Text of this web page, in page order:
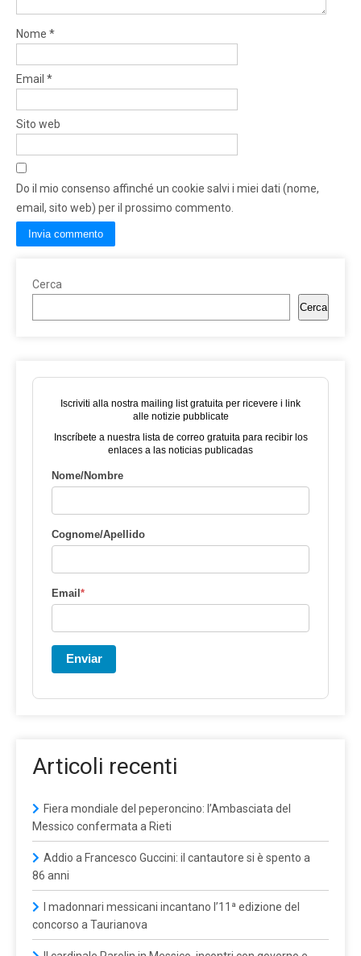
Nome *
Email *
Sito web
Do il mio consenso affinché un cookie salvi i miei dati (nome,
email, sito web) per il prossimo commento.
Cerca
Cerca
Iscriviti alla nostra mailing list gratuita per ricevere i link
alle notizie pubblicate
Inscríbete a nuestra lista de correo gratuita para recibir los
enlaces a las noticias publicadas
Nome/Nombre
Cognome/Apellido
Email*
Enviar
Articoli recenti
Fiera mondiale del peperoncino: l’Ambasciata del
Messico confermata a Rieti
Addio a Francesco Guccini: il cantautore si è spento a
86 anni
I madonnari messicani incantano l’11ª edizione del
concorso a Taurianova